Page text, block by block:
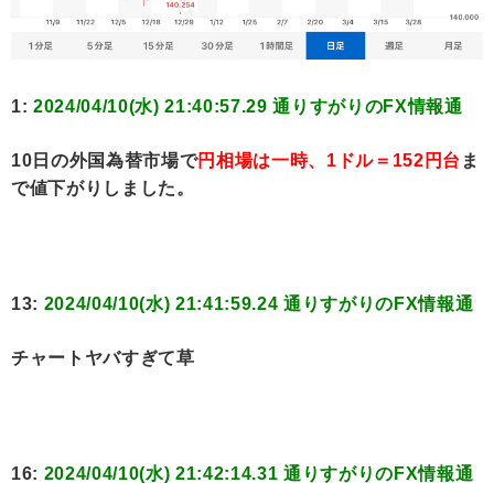
1: 2024/04/10(水) 21:40:57.29 通りすがりのFX情報通
10日の外国為替市場で円相場は一時、1ドル＝152円台 ま
で値下がりしました。
13: 2024/04/10(水) 21:41:59.24 通りすがりのFX情報通
チャートヤバすぎて草
16: 2024/04/10(水) 21:42:14.31 通りすがりのFX情報通